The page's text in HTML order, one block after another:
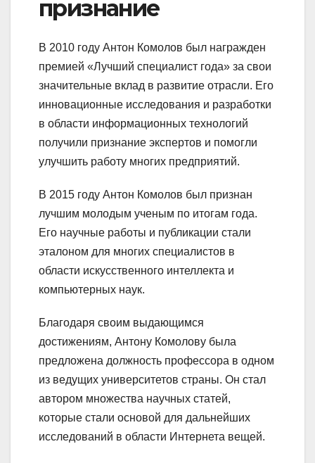
признание
В 2010 году Антон Комолов был награжден
премией «Лучший специалист года» за свои
значительные вклад в развитие отрасли. Его
инновационные исследования и разработки
в области информационных технологий
получили признание экспертов и помогли
улучшить работу многих предприятий.
В 2015 году Антон Комолов был признан
лучшим молодым ученым по итогам года.
Его научные работы и публикации стали
эталоном для многих специалистов в
области искусственного интеллекта и
компьютерных наук.
Благодаря своим выдающимся
достижениям, Антону Комолову была
предложена должность профессора в одном
из ведущих университетов страны. Он стал
автором множества научных статей,
которые стали основой для дальнейших
исследований в области Интернета вещей.